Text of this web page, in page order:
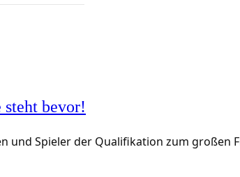
steht bevor!
und Spieler der Qualifikation zum großen